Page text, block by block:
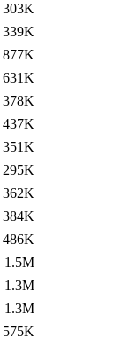
303K
339K
877K
631K
378K
437K
351K
295K
362K
384K
486K
1.5M
1.3M
1.3M
575K